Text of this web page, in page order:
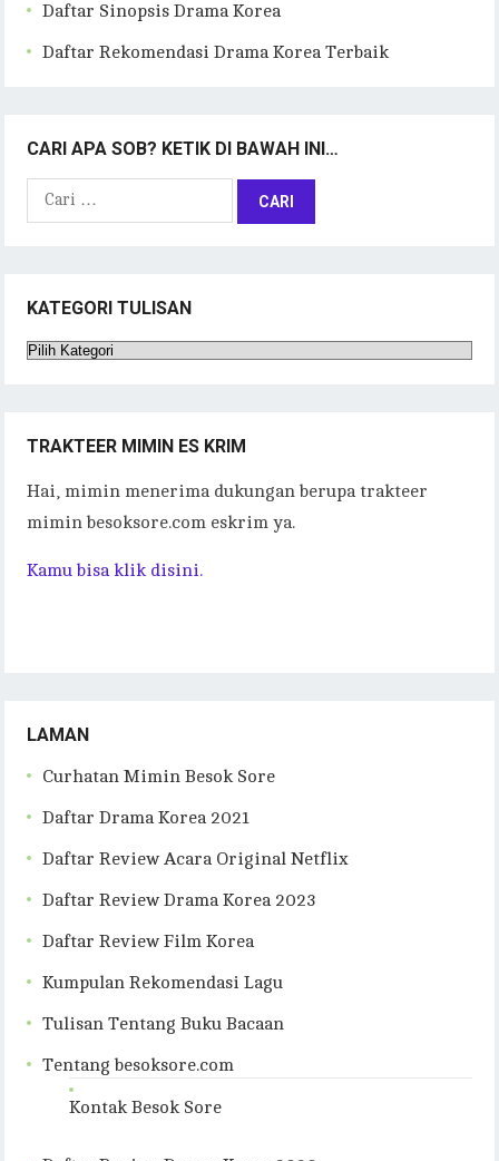
Daftar Sinopsis Drama Korea
Daftar Rekomendasi Drama Korea Terbaik
CARI APA SOB? KETIK DI BAWAH INI…
Cari
KATEGORI TULISAN
Kategori
TRAKTEER MIMIN ES KRIM
Hai, mimin menerima dukungan berupa trakteer
mimin besoksore.com eskrim ya.
Kamu bisa klik disini.
LAMAN
Curhatan Mimin Besok Sore
Daftar Drama Korea 2021
Daftar Review Acara Original Netflix
Daftar Review Drama Korea 2023
Daftar Review Film Korea
Kumpulan Rekomendasi Lagu
Tulisan Tentang Buku Bacaan
Tentang besoksore.com
Kontak Besok Sore